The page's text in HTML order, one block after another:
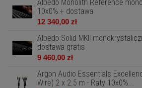
Albedo Monolith Reference
10x0% + dostawa
12 340,00 zł
Albedo Solid MKII
dostawa gratis
9 460,00 zł
Argon Audio Essentials
Wire) 2 x 2.5 m - Raty 10x0%...